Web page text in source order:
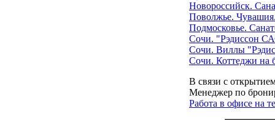
Новороссийск.
Поволжье.
Подмосковье.
Сочи. "Рэдиссон
Сочи. Виллы
Сочи. Коттеджи на
В связи с
Менеджер по
Работа в офисе на